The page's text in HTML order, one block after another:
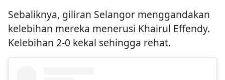
Sebaliknya, giliran Selangor menggandakan
kelebihan mereka menerusi Khairul Effendy.
Kelebihan 2-0 kekal sehingga rehat.